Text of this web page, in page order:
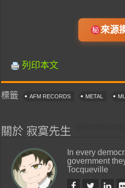
來源
列印本文
標籤 AFM RECORDS METAL
關於 寂寞先生
In every
government
Tocqueville